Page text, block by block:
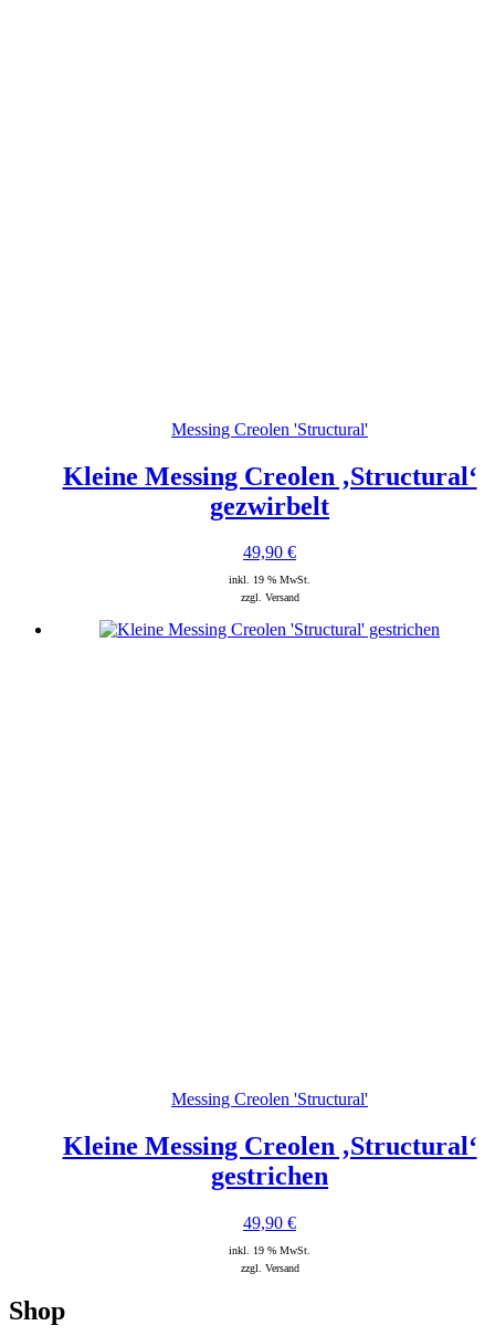
Messing Creolen 'Structural'
Kleine Messing Creolen ‚Structural‘
gezwirbelt
49,90 €
inkl. 19 % MwSt.
zzgl. Versand
Messing Creolen 'Structural'
Kleine Messing Creolen ‚Structural‘
gestrichen
49,90 €
inkl. 19 % MwSt.
zzgl. Versand
Shop